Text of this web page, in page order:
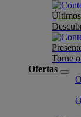
Torne
Ofertas